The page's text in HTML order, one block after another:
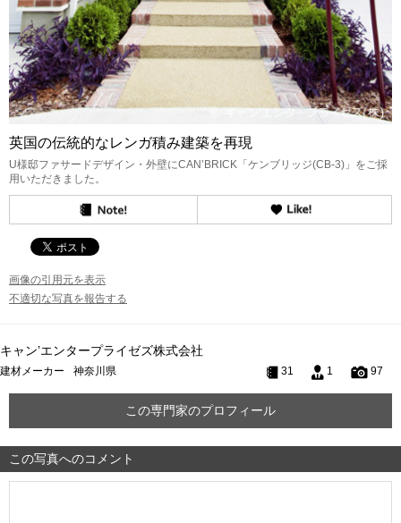
英国の伝統的なレンガ積み建築を再現
U様邸ファサードデザイン・外壁にCAN’BRICK「ケンブリッジ(CB-3)」をご採
用いただきました。
画像の引用元を表示
不適切な写真を報告する
キャン’エンタープライゼズ株式会社
建材メーカー 神奈川県 31 1 97
この専門家のプロフィール
この写真へのコメント